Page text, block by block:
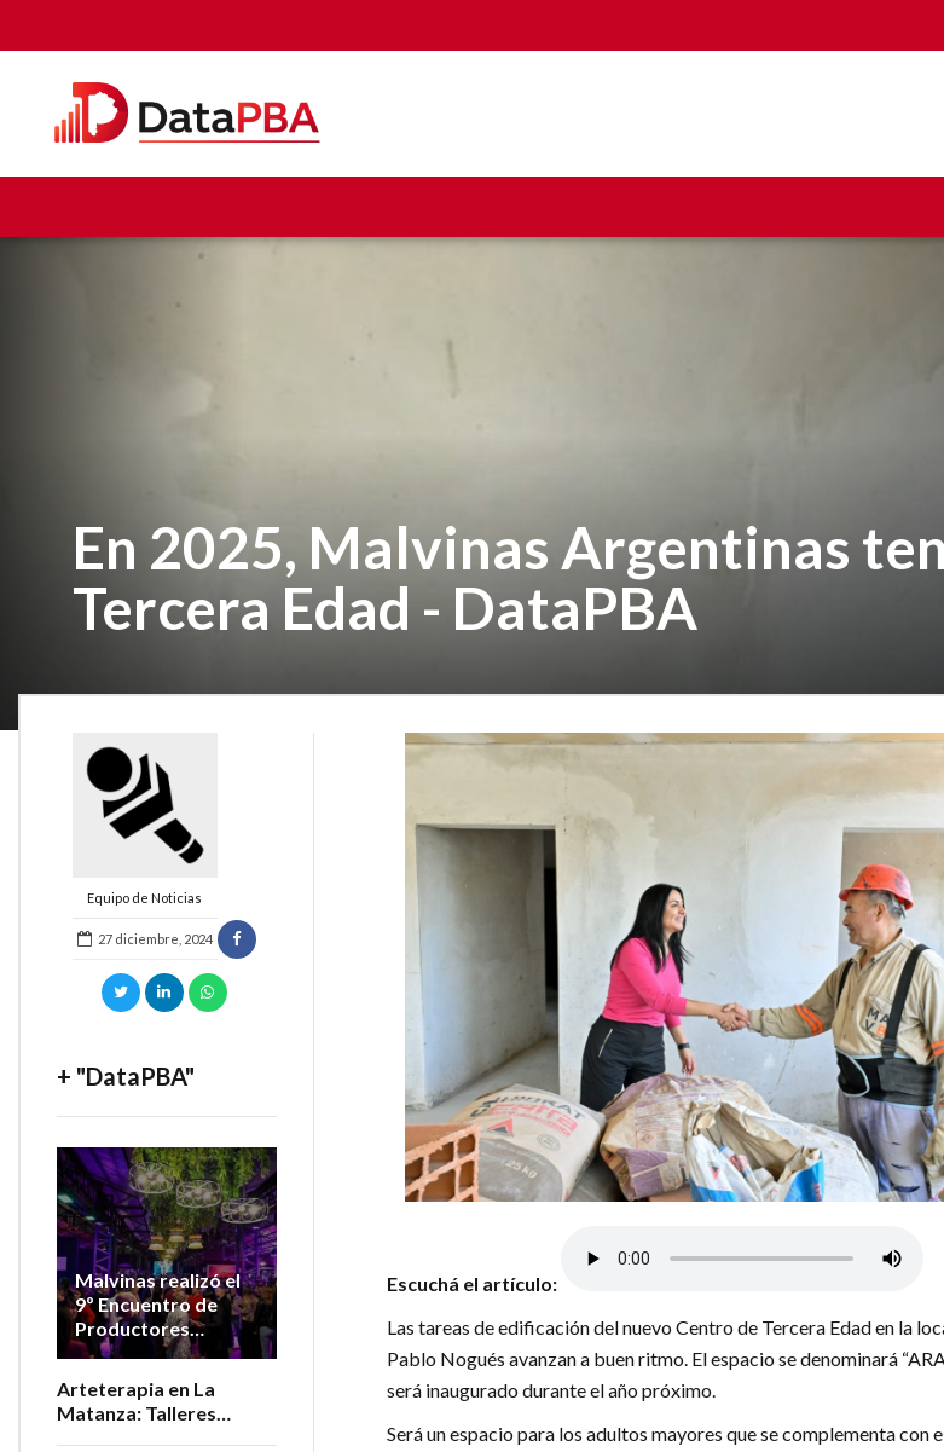
En 2025, Malvinas Argentinas
Tercera Edad - DataPBA
Equipo de Noticias
27 diciembre, 2024
+ "DataPBA"
Malvinas realizó el
9º Encuentro de
Productores
Vitivinícolas de la
Arteterapia en La
Matanza: Talleres
Escuchá el artículo:
Las tareas de edificación del nuevo Centro de Tercera Edad en la
Pablo Nogués avanzan a buen ritmo. El espacio se denominará
será inaugurado durante el año próximo.
Será un espacio para los adultos mayores que se complementa con